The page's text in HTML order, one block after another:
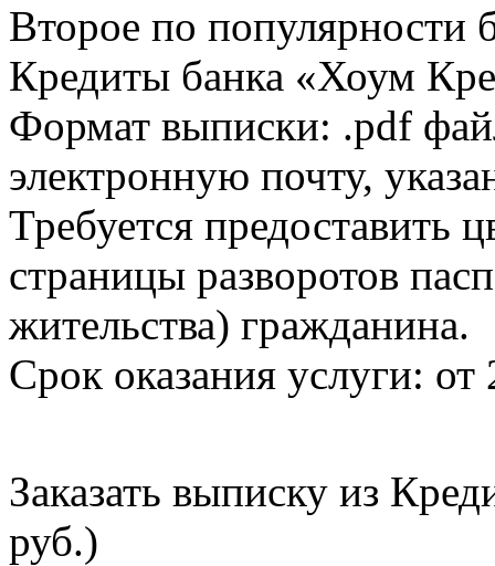
Второе по популярности
Кредиты банка «Хоум
Формат выписки: .pdf
электронную почту,
Требуется предоставить
страницы разворотов
жительства) гражданина.
Срок оказания услуги: от
Заказать выписку из
руб.)